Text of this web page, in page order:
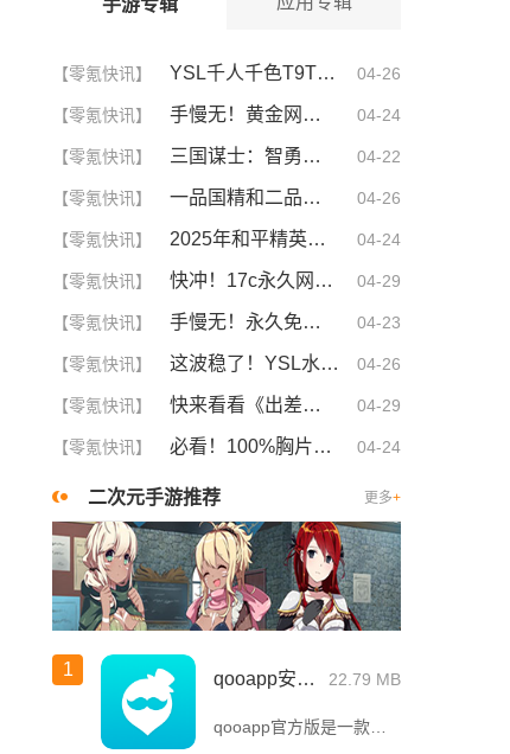
手游专辑
【零氪快讯】 YSL千人千色T9T9T9T9T9MBA！揭秘背后的设计秘密，难怪网友都在疯传！ 04-26
【零氪快讯】 手慢无！黄金网站9.1免费入口，揭秘这波稳了的福利！ 04-24
【零氪快讯】 三国谋士：智勇双全的幕后英雄 04-22
【零氪快讯】 一品国精和二品国精的文化意义！为何他们如此独特？你绝对不知道的深层背景 04-26
【零氪快讯】 2025年和平精英CDKEY兑换码领取方法及使用技巧 04-24
【零氪快讯】 快冲！17c永久网名你不可不知的3大秘诀！| 成为网名大神的终极指南 04-29
【零氪快讯】 手慢无！永久免费的CRM网站推荐！99%的人都不知道的隐藏宝藏！ 04-23
【零氪快讯】 这波稳了！YSL水蜜桃86满十八和88区别，背后暗藏的秘密你知道吗？ 04-26
【零氪快讯】 快来看看《出差的日子》叶爱背后的深刻故事！竟然让人泪崩的原因 04-29
【零氪快讯】 必看！100%胸片曝光率图片，女生如何应对这波“网络热潮”？ 04-24
二次元手游推荐 更多+
1 qooapp安卓版 22.79 MB